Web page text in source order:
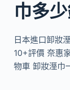
巾多
日本進口卸妝
10+評價 奈惠
物車 卸妝溼巾